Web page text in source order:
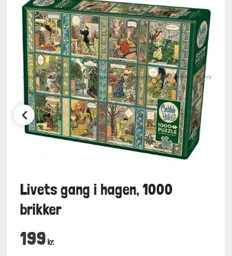
Livets gang i hagen, 1000
brikker
199 kr.